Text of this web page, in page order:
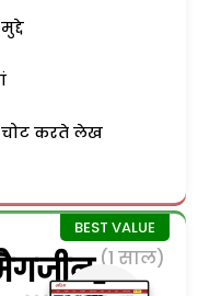
करते लेख
(1 साल)